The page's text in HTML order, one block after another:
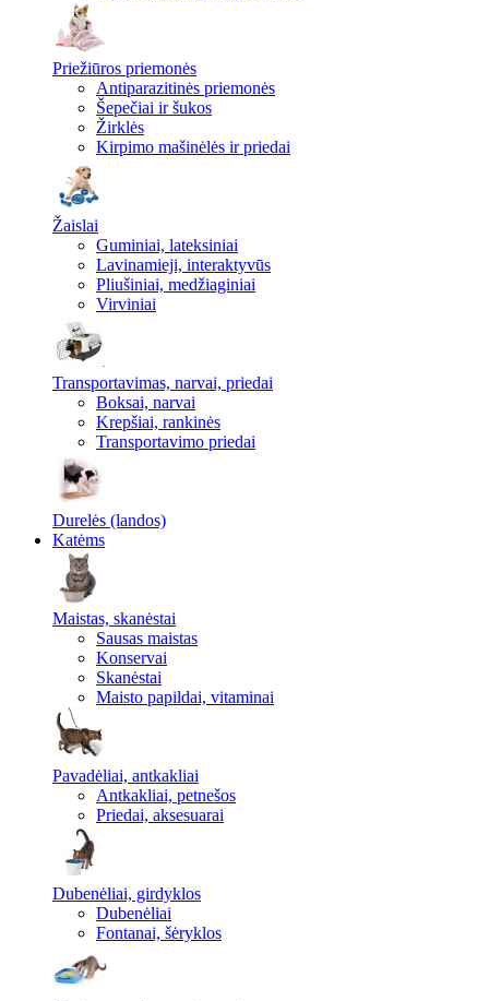
Priežiūros priemonės
Antiparazitinės priemonės
Šepečiai ir šukos
Žirklės
Kirpimo mašinėlės ir priedai
Žaislai
Guminiai, lateksiniai
Lavinamieji, interaktyvūs
Pliušiniai, medžiaginiai
Virviniai
Transportavimas, narvai, priedai
Boksai, narvai
Krepšiai, rankinės
Transportavimo priedai
Durelės (landos)
Katėms
Maistas, skanėstai
Sausas maistas
Konservai
Skanėstai
Maisto papildai, vitaminai
Pavadėliai, antkakliai
Antkakliai, petnešos
Priedai, aksesuarai
Dubenėliai, girdyklos
Dubenėliai
Fontanai, šėryklos